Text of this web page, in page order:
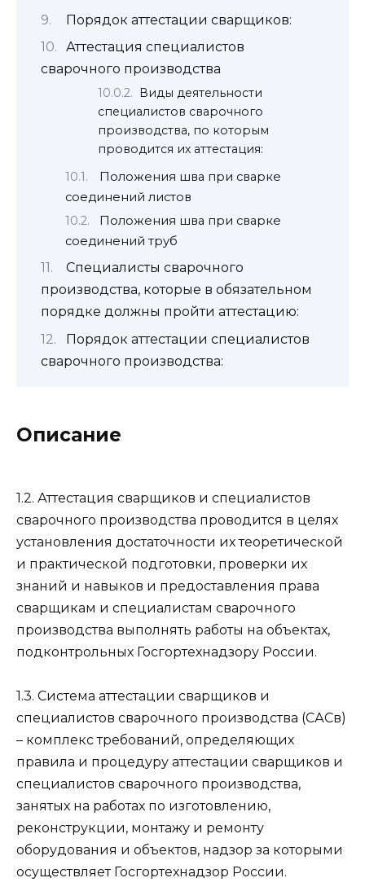
Порядок аттестации сварщиков:
Аттестация специалистов
сварочного производства
Виды деятельности
специалистов сварочного
производства, по которым
проводится их аттестация:
Положения шва при сварке
соединений листов
Положения шва при сварке
соединений труб
Специалисты сварочного
производства, которые в обязательном
порядке должны пройти аттестацию:
Порядок аттестации специалистов
сварочного производства:
Описание
1.2. Аттестация сварщиков и специалистов
сварочного производства проводится в целях
установления достаточности их теоретической
и практической подготовки, проверки их
знаний и навыков и предоставления права
сварщикам и специалистам сварочного
производства выполнять работы на объектах,
подконтрольных Госгортехнадзору России.
1.3. Система аттестации сварщиков и
специалистов сварочного производства (САСв)
– комплекс требований, определяющих
правила и процедуру аттестации сварщиков и
специалистов сварочного производства,
занятых на работах по изготовлению,
реконструкции, монтажу и ремонту
оборудования и объектов, надзор за которыми
осуществляет Госгортехнадзор России.